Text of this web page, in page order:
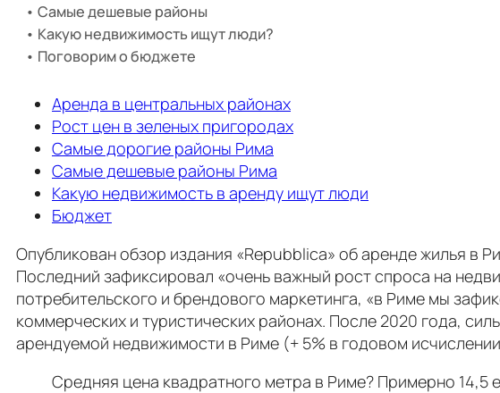
Самые дешевые районы
Какую недвижимость ищут люди?
Поговорим о бюджете
Аренда в центральных районах
Рост цен в зеленых пригородах
Самые дорогие районы Рима
Самые дешевые районы Рима
Какую недвижимость в аренду ищут люди
Бюджет
Опубликован обзор издания «Repubblica» об аренде жилья в
Последний зафиксировал «очень важный рост спроса на
потребительского и брендового маркетинга, «в Риме мы
коммерческих и туристических районах. После 2020 года,
арендуемой недвижимости в Риме (+ 5% в годовом
Средняя цена квадратного метра в Риме? Примерно 14,5